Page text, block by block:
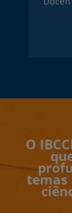
O
temas